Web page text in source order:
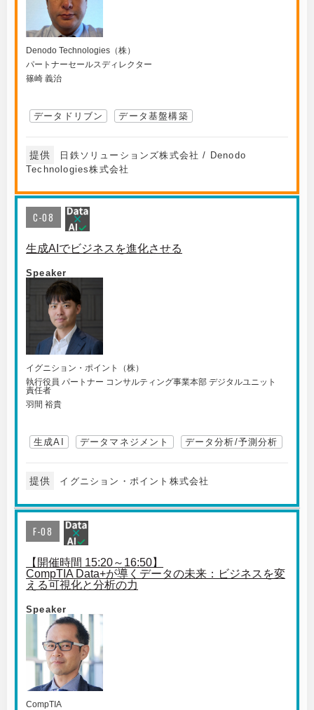
Denodo Technologies（株）
パートナーセールスディレクター
篠崎 義治
データドリブン データ基盤構築
提供
日鉄ソリューションズ株式会社 / Denodo
Technologies株式会社
C-08
生成AIでビジネスを進化させる
Speaker
イグニション・ポイント（株）
執行役員 パートナー コンサルティング事業本部 デジタルユニット
責任者
羽間 裕貴
生成AI データマネジメント データ分析/予測分析
提供 イグニション・ポイント株式会社
F-08
【開催時間 15:20～16:50】
CompTIA Data+が導くデータの未来：ビジネスを変
える可視化と分析の力
Speaker
CompTIA